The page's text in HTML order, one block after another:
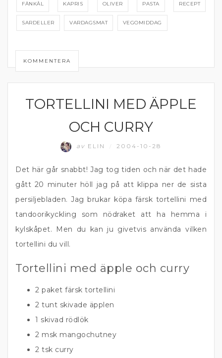
FÄNKÅL KAPRIS OLIVER PASTA RECEPT
SARDELLER VARDAGSMAT VEGOMIDDAG
KOMMENTERA
VEGETARISK MIDDAG
TORTELLINI MED ÄPPLE
OCH CURRY
av ELIN 2004-10-28
Det här går snabbt! Jag tog tiden och när det hade
gått 20 minuter höll jag på att klippa ner de sista
persiljebladen. Jag brukar köpa färsk tortellini med
tandoorikyckling som nödraket att ha hemma i
kylskåpet. Men du kan ju givetvis använda vilken
tortellini du vill.
Tortellini med äpple och curry
2 paket färsk tortellini
2 tunt skivade äpplen
1 skivad rödlök
2 msk mangochutney
2 tsk curry